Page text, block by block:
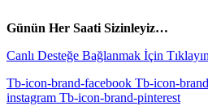
Günün Her Saati Sizinleyiz…
Canlı Desteğe Bağlanmak İçin
Tb-icon-brand-facebook Tb-icon-
instagram Tb-icon-brand-pinterest